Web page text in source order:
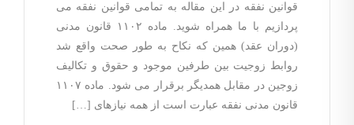
قوانین نفقه در این مقاله به تمامی قوانین نفقه می
پردازیم با ما همراه شوید. ماده ۱۱۰۲ قانون مدنی
(دوران عقد) همین که نکاح به طور صحت واقع شد
روابط زوجیت بین طرفین موجود و حقوق و تکالیف
زوجین در مقابل همدیگر برقرار می شود. ماده ۱۱۰۷
قانون مدنی نفقه عبارت است از همه نیازهای […]